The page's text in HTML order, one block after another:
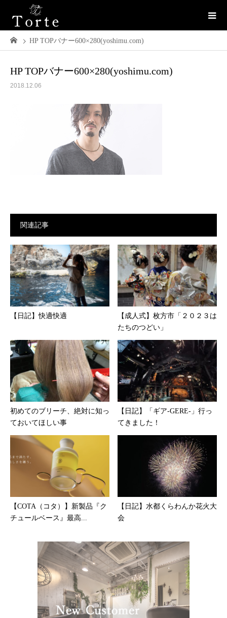
HP TOPバナー600×280(yoshimu.com)
HP TOPバナー600×280(yoshimu.com)
2018.12.06
関連記事
【日記】快適快適
【成人式】枚方市「２０２３は
たちのつどい」
初めてのブリーチ、絶対に知っ
ておいてほしい事
【日記】「ギア-GERE-」行っ
てきました！
【COTA（コタ）】新製品『ク
チュールベース』最高...
【日記】水都くらわんか花火大
会